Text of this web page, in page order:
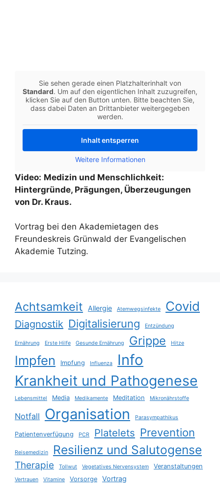
Sie sehen gerade einen Platzhalterinhalt von
Standard. Um auf den eigentlichen Inhalt zuzugreifen,
klicken Sie auf den Button unten. Bitte beachten Sie,
dass dabei Daten an Drittanbieter weitergegeben
werden.
Inhalt entsperren
Weitere Informationen
Video: Medizin und Menschlichkeit:
Hintergründe, Prägungen, Überzeugungen
von Dr. Kraus.
Vortrag bei den Akademietagen des
Freundeskreis Grünwald der Evangelischen
Akademie Tutzing.
Achtsamkeit Allergie Atemwegsinfekte Covid
Diagnostik Digitalisierung Entzündung
Ernährung Erste Hilfe Gesunde Ernährung Grippe Hitze
Impfen Impfung Influenza Info
Krankheit und Pathogenese
Lebensmittel Media Medikamente Meditation Mikronährstoffe
Notfall Organisation Parasympathikus
Patientenverfügung PCR Platelets Prevention
Reisemedizin Resilienz und Salutogense
Therapie Tollwut Vegetatives Nervensystem Veranstaltungen
Vertrauen Vitamine Vorsorge Vortrag